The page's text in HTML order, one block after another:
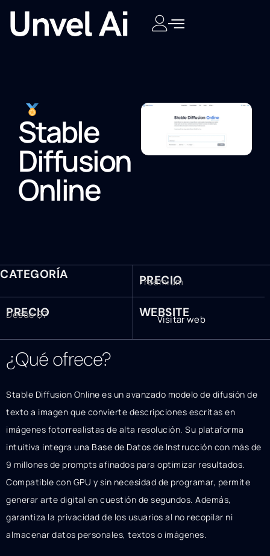
Stable
Diffusion
Online
CATEGORÍA PRECIO
Freemium
PRECIO
Desde $7 WEBSITE
Visitar web
¿Qué ofrece?
Stable Diffusion Online es un avanzado modelo de difusión de
texto a imagen que convierte descripciones escritas en
imágenes fotorrealistas de alta resolución. Su plataforma
intuitiva integra una Base de Datos de Instrucción con más de
9 millones de prompts afinados para optimizar resultados.
Compatible con GPU y sin necesidad de programar, permite
generar arte digital en cuestión de segundos. Además,
garantiza la privacidad de los usuarios al no recopilar ni
almacenar datos personales, textos o imágenes.